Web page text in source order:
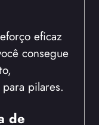
eficaz
consegue
pilares.
de